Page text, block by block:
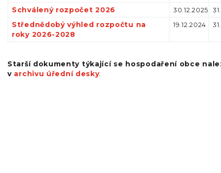
Schválený rozpočet 2026 30.12.2025
Střednědobý výhled rozpočtu na
roky 2026-2028
19.12.2024
Starší dokumenty týkající se hospodaření obce
v archivu úřední desky.